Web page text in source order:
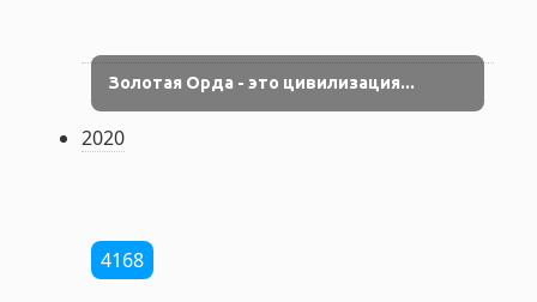
Золотая Орда - это цивилизация...
2020
4168